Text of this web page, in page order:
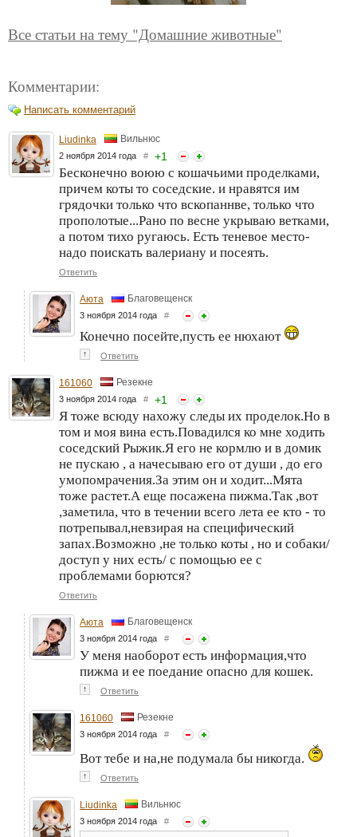
Все статьи на тему "Домашние животные"
Комментарии:
Написать комментарий
Liudinka Вильнюс
2 ноября 2014 года # +1
Бесконечно воюю с кошачьими проделками,
причем коты то соседские. и нравятся им
грядочки только что вскопаннве, только что
прополотые...Рано по весне укрываю ветками,
а потом тихо ругаюсь. Есть теневое место-
надо поискать валериану и посеять.
Ответить
Аюта Благовещенск
3 ноября 2014 года #
Конечно посейте,пусть ее нюхают
↑ Ответить
161060 Резекне
3 ноября 2014 года # +1
Я тоже всюду нахожу следы их проделок.Но в
том и моя вина есть.Повадился ко мне ходить
соседский Рыжик.Я его не кормлю и в домик
не пускаю , а начесываю его от души , до его
умопомрачения.За этим он и ходит...Мята
тоже растет.А еще посажена пижма.Так ,вот
,заметила, что в течении всего лета ее кто - то
потрепывал,невзирая на специфический
запах.Возможно ,не только коты , но и собаки/
доступ у них есть/ с помощью ее с
проблемами борются?
Ответить
Аюта Благовещенск
3 ноября 2014 года #
У меня наоборот есть информация,что
пижма и ее поедание опасно для кошек.
↑ Ответить
161060 Резекне
3 ноября 2014 года #
Вот тебе и на,не подумала бы никогда.
↑ Ответить
Liudinka Вильнюс
3 ноября 2014 года #